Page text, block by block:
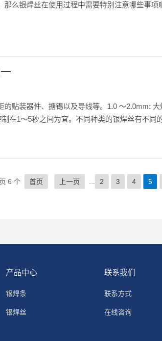
么银焊丝在使用过程中需要特别注意哪些事
贴装器件、搪锡以及导线等。1.0 ～2.0mm:
在1～5秒之间为宜。不同种类的银焊丝有不
6 个 首页 上一页 2 3 4 5
产品中心
银焊条
银焊丝
联系我们
联系方式
在线咨询